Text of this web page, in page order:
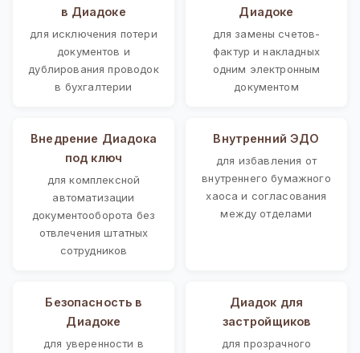
в Диадоке
для исключения потери
документов и
дублирования проводок
в бухгалтерии
Диадоке
для замены счетов-
фактур и накладных
одним электронным
документом
Внедрение Диадока
под ключ
для комплексной
автоматизации
документооборота без
отвлечения штатных
сотрудников
Внутренний ЭДО
для избавления от
внутреннего бумажного
хаоса и согласования
между отделами
Безопасность в
Диадоке
для уверенности в
Диадок для
застройщиков
для прозрачного